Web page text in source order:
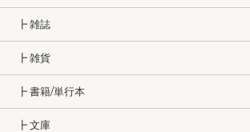
┣ 雑誌
┣ 雑貨
┣ 書籍/単行本
┣ 文庫